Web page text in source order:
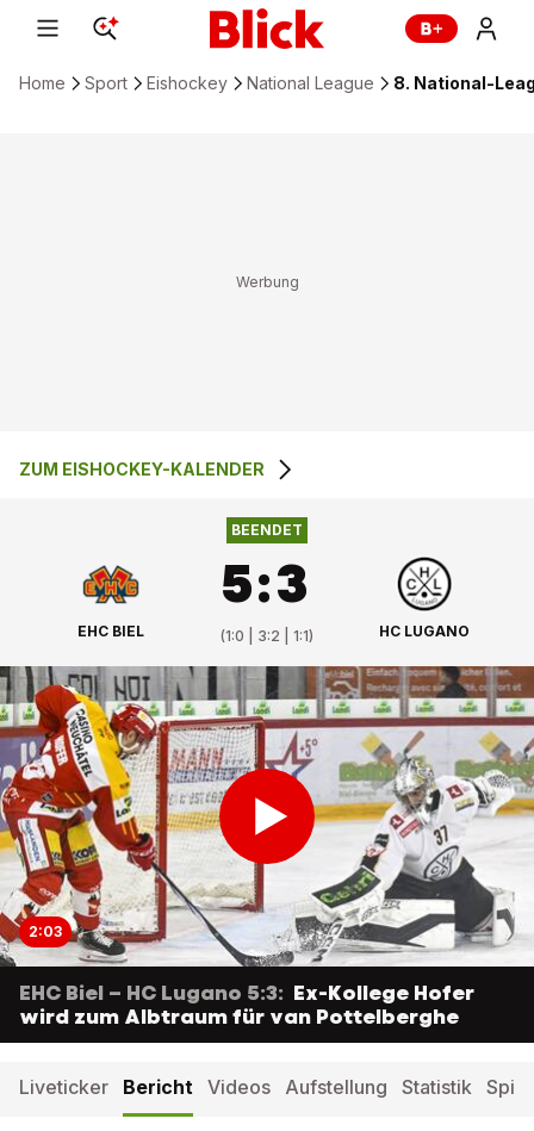
Home Sport Eishockey National League 8. National-
ZUM EISHOCKEY-KALENDER
EHC BIEL
BEENDET
5:3
(1:0 | 3:2 | 1:1) HC LUGANO
2:03
EHC Biel – HC Lugano 5:3: Ex-Kollege Hofer
wird zum Albtraum für van Pottelberghe
Liveticker Bericht Videos Aufstellung Statistik